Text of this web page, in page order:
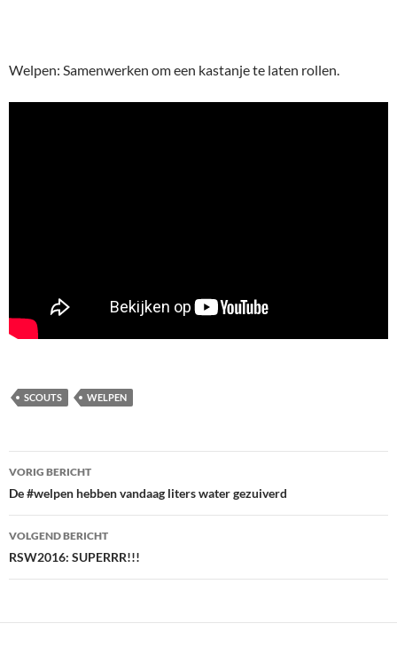
Welpen: Samenwerken om een kastanje te laten rollen.
SCOUTS WELPEN
Bericht
navigatie
VORIG BERICHT
De #welpen hebben vandaag liters water gezuiverd
VOLGEND BERICHT
RSW2016: SUPERRR!!!